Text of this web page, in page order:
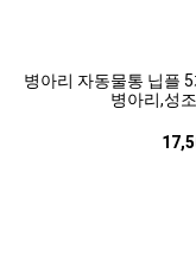
병아리 자동물통 닙플
병아리,성